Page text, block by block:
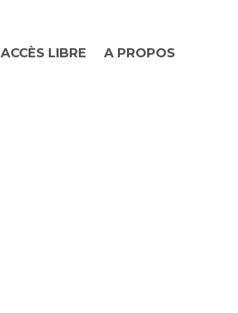
ACCÈS LIBRE A PROPOS